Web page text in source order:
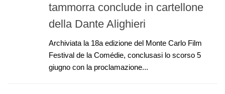
tammorra conclude in cartellone
della Dante Alighieri
Archiviata la 18a edizione del Monte Carlo Film
Festival de la Comédie, conclusasi lo scorso 5
giugno con la proclamazione...